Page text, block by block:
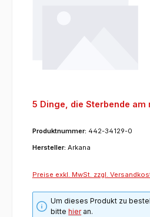
5 Dinge, die Sterbende am
Produktnummer: 442-34129-0
Hersteller: Arkana
Preise exkl. MwSt. zzgl.
Um dieses Produkt zu
bittehieran.